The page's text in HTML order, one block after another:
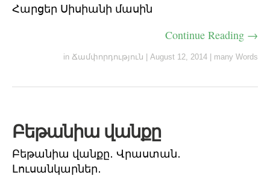
Հարցեր Սիսիանի մասին
Continue Reading →
in Ճամփորդություն August 12, 2014 many Words
Բեթանիա վանքը
Բեթանիա վանքը․ Վրաստան․
Լուսանկարներ․